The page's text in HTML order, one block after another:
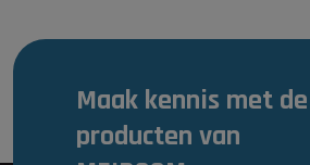
Maak kennis met de
producten van